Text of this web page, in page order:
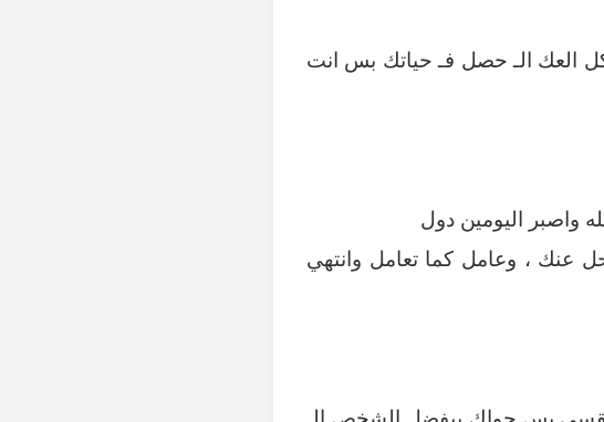
العك الـ حصل فـ حياتك بس انت
واصبر اليومين دول
عنك ، وعامل كما تعامل وانتهي